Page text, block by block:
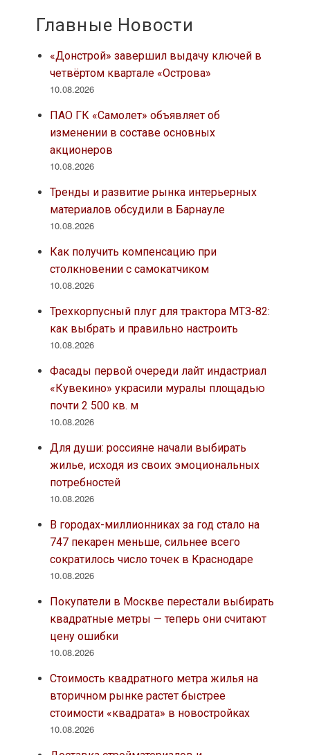
Главные Новости
«Донстрой» завершил выдачу ключей в
четвёртом квартале «Острова»
10.08.2026
ПАО ГК «Самолет» объявляет об
изменении в составе основных
акционеров
10.08.2026
Тренды и развитие рынка интерьерных
материалов обсудили в Барнауле
10.08.2026
Как получить компенсацию при
столкновении с самокатчиком
10.08.2026
Трехкорпусный плуг для трактора МТЗ-82:
как выбрать и правильно настроить
10.08.2026
Фасады первой очереди лайт индастриал
«Кувекино» украсили муралы площадью
почти 2 500 кв. м
10.08.2026
Для души: россияне начали выбирать
жилье, исходя из своих эмоциональных
потребностей
10.08.2026
В городах-миллионниках за год стало на
747 пекарен меньше, сильнее всего
сократилось число точек в Краснодаре
10.08.2026
Покупатели в Москве перестали выбирать
квадратные метры — теперь они считают
цену ошибки
10.08.2026
Стоимость квадратного метра жилья на
вторичном рынке растет быстрее
стоимости «квадрата» в новостройках
10.08.2026